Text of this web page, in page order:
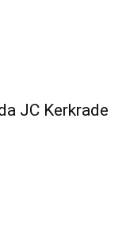
JC Kerkrade